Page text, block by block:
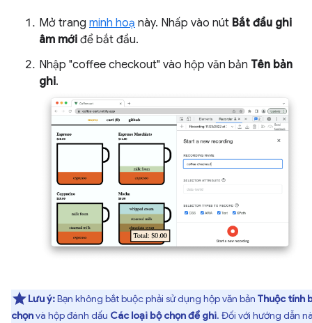
Mở trang minh hoạ này. Nhấp vào nút Bắt đầu ghi
âm mới để bắt đầu.
Nhập "coffee checkout" vào hộp văn bản Tên bản
ghi.
Lưu ý:Bạn không bắt buộc phải sử dụng hộp văn bản Thuộc tính
chọnvà hộp đánh dấu Các loại bộ chọn để ghi. Đối với hướng dẫn